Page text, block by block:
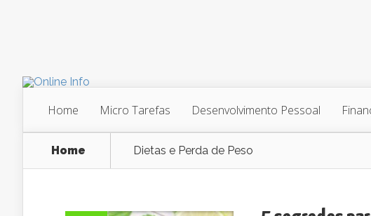
Home Micro Tarefas Desenvolvimento Pessoal
Home Dietas e Perda de Peso